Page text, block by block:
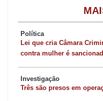
Política
Lei que cria Câmara
contra mulher é
Investigação
Três são presos em